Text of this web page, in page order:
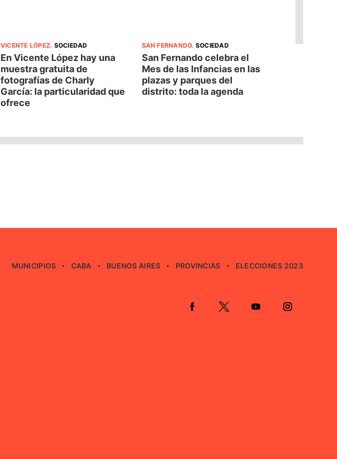
VICENTE LÓPEZ. SOCIEDAD
En Vicente López hay una
muestra gratuita de
fotografías de Charly
García: la particularidad que
ofrece
SAN FERNANDO. SOCIEDAD
San Fernando celebra el
Mes de las Infancias en las
plazas y parques del
distrito: toda la agenda
MUNICIPIOS CABA BUENOS AIRES PROVINCIAS ELECCIONES 2023